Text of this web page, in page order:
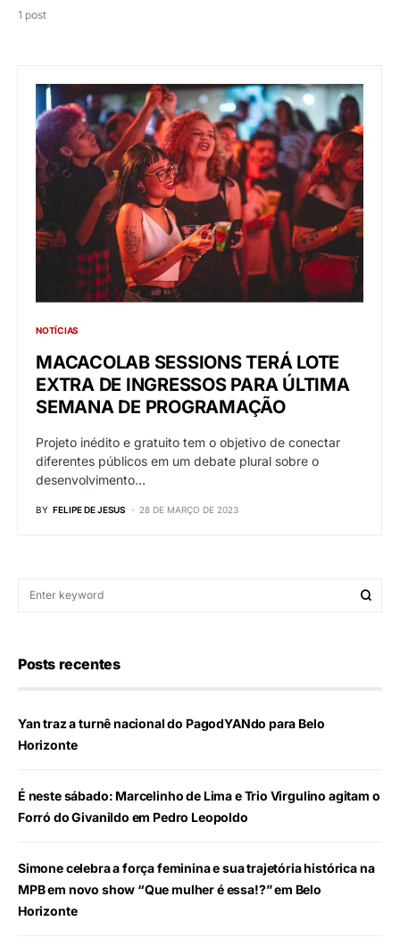
1 post
NOTÍCIAS
MACACOLAB SESSIONS TERÁ LOTE
EXTRA DE INGRESSOS PARA ÚLTIMA
SEMANA DE PROGRAMAÇÃO
Projeto inédito e gratuito tem o objetivo de conectar
diferentes públicos em um debate plural sobre o
desenvolvimento…
BY FELIPE DE JESUS 28 DE MARÇO DE 2023
Posts recentes
Yan traz a turnê nacional do PagodYANdo para Belo
Horizonte
É neste sábado: Marcelinho de Lima e Trio Virgulino agitam o
Forró do Givanildo em Pedro Leopoldo
Simone celebra a força feminina e sua trajetória histórica na
MPB em novo show “Que mulher é essa!?” em Belo
Horizonte